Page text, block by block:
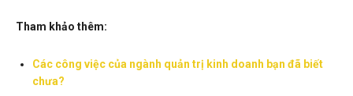
Tham khảo thêm:
Các công việc của ngành quản trị kinh doanh bạn đã biết
chưa?